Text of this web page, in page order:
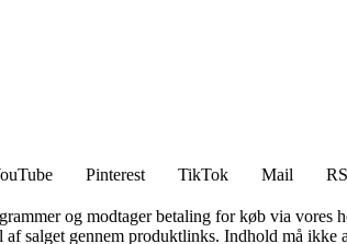
Pinterest TikTok Mail
og modtager betaling for køb via vores
salget gennem produktlinks. Indhold må ikke